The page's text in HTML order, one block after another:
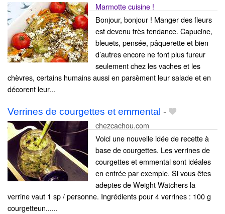
Marmotte cuisine !
Bonjour, bonjour ! Manger des fleurs
est devenu très tendance. Capucine,
bleuets, pensée, pâquerette et bien
d’autres encore ne font plus fureur
seulement chez les vaches et les
chèvres, certains humains aussi en parsèment leur salade et en
décorent leur...
Verrines de courgettes et emmental -
chezcachou.com
Voici une nouvelle idée de recette à
base de courgettes. Les verrines de
courgettes et emmental sont idéales
en entrée par exemple. Si vous êtes
adeptes de Weight Watchers la
verrine vaut 1 sp / personne. Ingrédients pour 4 verrines : 100 g
courgetteun......